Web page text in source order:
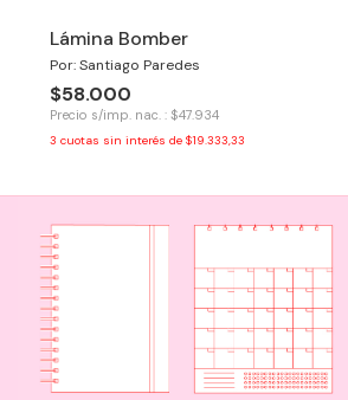
Lámina Bomber
Por: Santiago Paredes
$58.000
Precio s/imp. nac. : $47.934
3 cuotas sin interés de $19.333,33